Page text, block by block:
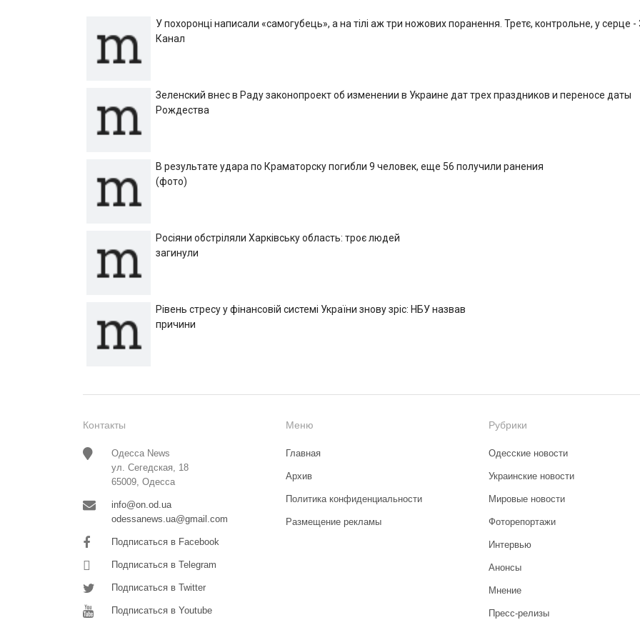
У похоронці написали «самогубець», а на тілі аж три ножових поранення. Третє, контрольне, у серце -
Канал
Зеленский внес в Раду законопроект об изменении в Украине дат трех праздников и переносе даты
Рождества
В результате удара по Краматорску погибли 9 человек, еще 56 получили ранения
(фото)
Росіяни обстріляли Харківську область: троє людей
загинули
Рівень стресу у фінансовій системі України знову зріс: НБУ назвав
причини
Контакты
Одесса News
ул. Сегедская, 18
65009, Одесса
info@on.od.ua
odessanews.ua@gmail.com
Подписаться в Facebook
Подписаться в Telegram
Подписаться в Twitter
Подписаться в Youtube
Меню
Главная
Архив
Политика конфиденциальности
Размещение рекламы
Рубрики
Одесские новости
Украинские новости
Мировые новости
Фоторепортажи
Интервью
Анонсы
Мнение
Пресс-релизы